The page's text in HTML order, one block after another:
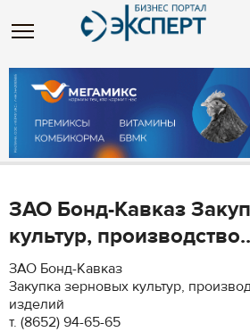
ЗАО Бонд-Кавказ
культур,
ЗАО Бонд-Кавказ
Закупка зерновых культур,
изделий
т. (8652) 94-65-65